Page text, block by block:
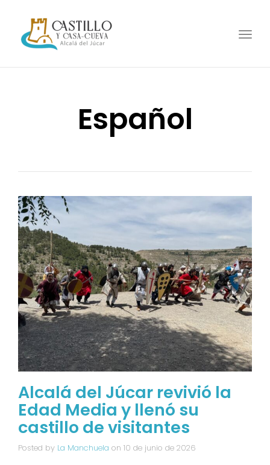
Español
Alcalá del Júcar revivió la
Edad Media y llenó su
castillo de visitantes
Posted by La Manchuela on 10 de junio de 2026